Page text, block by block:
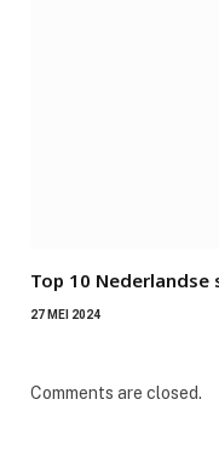
Top 10
27 MEI 2024
Comments are closed.